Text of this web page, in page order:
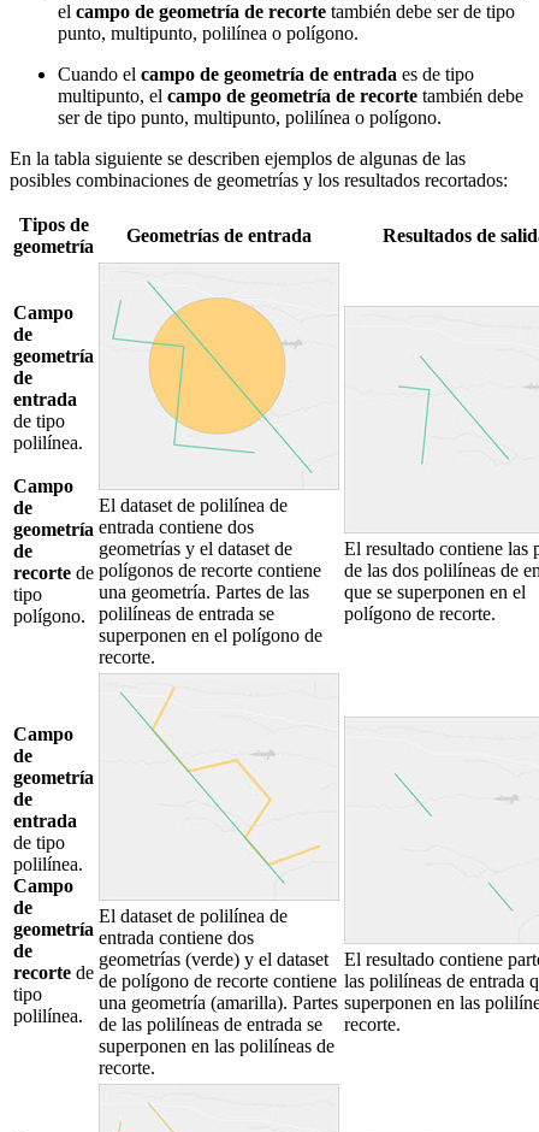
el campo de geometría de recorte también debe ser de tipo
punto, multipunto, polilínea o polígono.
Cuando el campo de geometría de entrada es de tipo
multipunto, el campo de geometría de recorte también debe
ser de tipo punto, multipunto, polilínea o polígono.
En la tabla siguiente se describen ejemplos de algunas de las
posibles combinaciones de geometrías y los resultados recortados:
Tipos de
geometría
Geometrías de entrada Resultados de
Campo
de
geometría
de
entrada
de tipo
polilínea.
Campo
de
geometría
de
recorte de
tipo
polígono.
El dataset de polilínea de
entrada contiene dos
geometrías y el dataset de
polígonos de recorte contiene
una geometría. Partes de las
polilíneas de entrada se
superponen en el polígono de
recorte.
El resultado contiene las
de las dos polilíneas de
que se superponen en el
polígono de recorte.
Campo
de
geometría
de
entrada
de tipo
polilínea.
Campo
de
geometría
de
recorte de
tipo
polilínea.
El dataset de polilínea de
entrada contiene dos
geometrías (verde) y el dataset
de polígono de recorte contiene
una geometría (amarilla). Partes
de las polilíneas de entrada se
superponen en las polilíneas de
recorte.
El resultado contiene
las polilíneas de entrada
superponen en las
recorte.